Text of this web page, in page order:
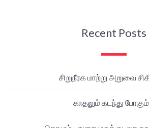
Recent Posts
சிறுநீரக மாற்று அறுவை
காதலும் கடந்து